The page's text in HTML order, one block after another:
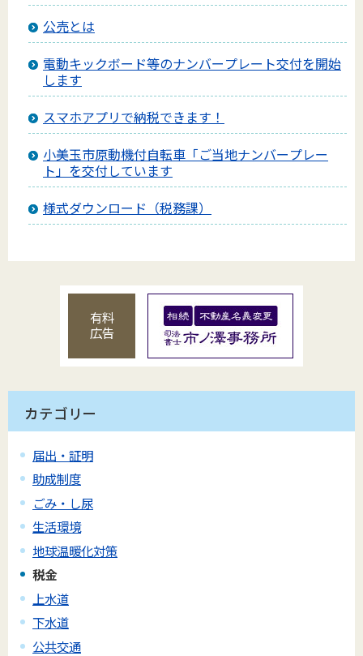
公売とは
電動キックボード等のナンバープレート交付を開始
します
スマホアプリで納税できます！
小美玉市原動機付自転車「ご当地ナンバープレー
ト」を交付しています
様式ダウンロード（税務課）
有料
広告
カテゴリー
届出・証明
助成制度
ごみ・し尿
生活環境
地球温暖化対策
税金
上水道
下水道
公共交通